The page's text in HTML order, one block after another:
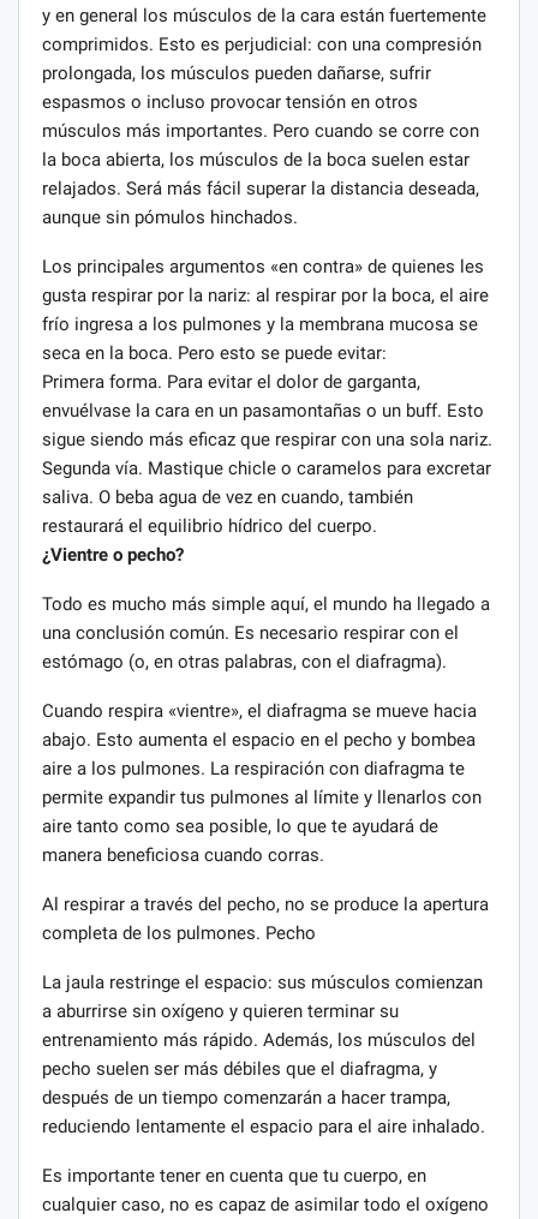
y en general los músculos de la cara están fuertemente
comprimidos. Esto es perjudicial: con una compresión
prolongada, los músculos pueden dañarse, sufrir
espasmos o incluso provocar tensión en otros
músculos más importantes. Pero cuando se corre con
la boca abierta, los músculos de la boca suelen estar
relajados. Será más fácil superar la distancia deseada,
aunque sin pómulos hinchados.
Los principales argumentos «en contra» de quienes les
gusta respirar por la nariz: al respirar por la boca, el aire
frío ingresa a los pulmones y la membrana mucosa se
seca en la boca. Pero esto se puede evitar:
Primera forma. Para evitar el dolor de garganta,
envuélvase la cara en un pasamontañas o un buff. Esto
sigue siendo más eficaz que respirar con una sola nariz.
Segunda vía. Mastique chicle o caramelos para excretar
saliva. O beba agua de vez en cuando, también
restaurará el equilibrio hídrico del cuerpo.
¿Vientre o pecho?
Todo es mucho más simple aquí, el mundo ha llegado a
una conclusión común. Es necesario respirar con el
estómago (o, en otras palabras, con el diafragma).
Cuando respira «vientre», el diafragma se mueve hacia
abajo. Esto aumenta el espacio en el pecho y bombea
aire a los pulmones. La respiración con diafragma te
permite expandir tus pulmones al límite y llenarlos con
aire tanto como sea posible, lo que te ayudará de
manera beneficiosa cuando corras.
Al respirar a través del pecho, no se produce la apertura
completa de los pulmones. Pecho
La jaula restringe el espacio: sus músculos comienzan
a aburrirse sin oxígeno y quieren terminar su
entrenamiento más rápido. Además, los músculos del
pecho suelen ser más débiles que el diafragma, y ​​
después de un tiempo comenzarán a hacer trampa,
reduciendo lentamente el espacio para el aire inhalado.
Es importante tener en cuenta que tu cuerpo, en
cualquier caso, no es capaz de asimilar todo el oxígeno